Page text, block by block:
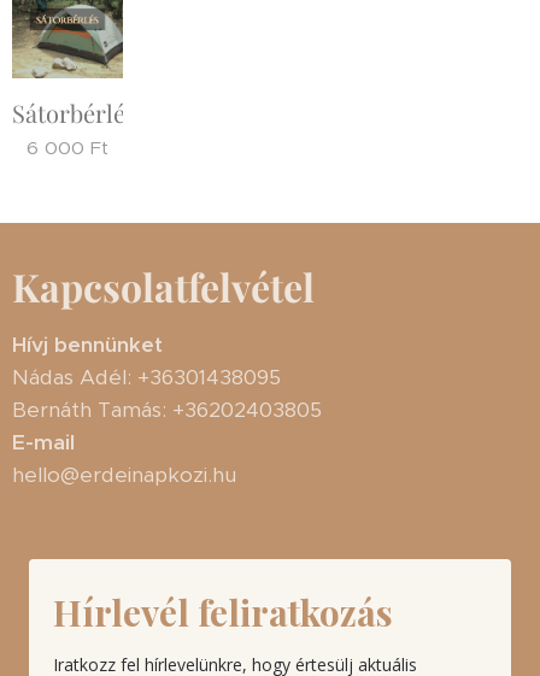
Sátorbérlés
6 000 Ft
Kapcsolatfelvétel
Hívj bennünket
Nádas Adél: +36301438095
Bernáth Tamás: +36202403805
E-mail
hello@erdeinapkozi.hu
Hírlevél feliratkozás
Iratkozz fel hírlevelünkre, hogy értesülj aktuális